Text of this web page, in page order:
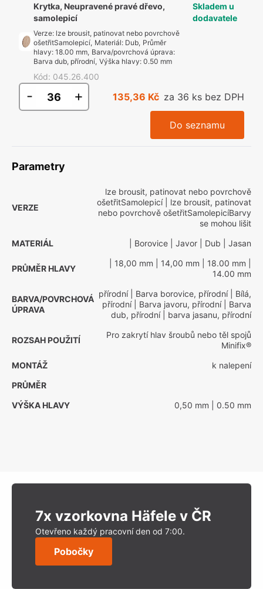
Krytka, Neupravené pravé dřevo,
samolepicí
Verze: lze brousit, patinovat nebo povrchově
ošetřitSamolepicí, Materiál: Dub, Průměr
hlavy:18.00 mm, Barva/povrchová úprava:
Barva dub, přírodní, Výška hlavy:0.50 mm
Kód: 045.26.400
Skladem u
dodavatele
- + 135,36 Kč za 36 ks bez DPH
Do seznamu
Parametry
VERZE
lze brousit, patinovat nebo povrchově
ošetřitSamolepicí| lze brousit, patinovat
nebo povrchově ošetřitSamolepicíBarvy
se mohou lišit
MATERIÁL
| Borovice | Javor | Dub | Jasan
PRŮMĚR HLAVY
| 18,00 mm | 14,00 mm | 18.00 mm
14.00 mm
BARVA/POVRCHOVÁ
ÚPRAVA
přírodní| Barva borovice, přírodní| Bílá,
přírodní| Barva javoru, přírodní| Barva
dub, přírodní| barva jasanu, přírodní
ROZSAH POUŽITÍ
Pro zakrytí hlav šroubů nebo těl spojů
Minifix®
MONTÁŽ
k nalepení
PRŮMĚR
VÝŠKA HLAVY
0,50 mm | 0.50 mm
7x vzorkovna Häfele v ČR
Otevřeno každý pracovní den od 7:00.
Pobočky